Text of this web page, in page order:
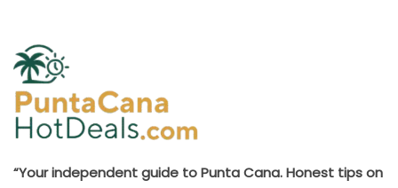
“Your independent guide to Punta Cana. Honest tips on